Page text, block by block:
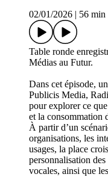
02/01/2026
56 min
Table ronde
Médias au Futur.
Dans cet épisode,
Publicis Media,
pour explorer ce
et la consommation
À partir d’un
organisations, les
usages, la place
personnalisation
vocales, ainsi que